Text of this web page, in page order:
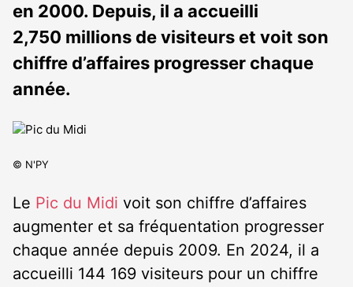
en 2000. Depuis, il a accueilli
2,750 millions de visiteurs et voit son
chiffre d’affaires progresser chaque
année.
© N'PY
Le Pic du Midi voit son chiffre d’affaires
augmenter et sa fréquentation progresser
chaque année depuis 2009. En 2024, il a
accueilli 144 169 visiteurs pour un chiffre